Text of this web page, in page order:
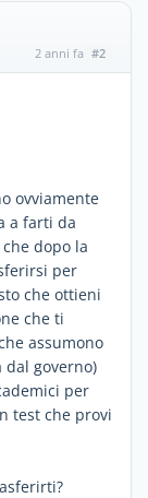
2 anni fa #2
ovviamente
a farti da
dopo la
per
che ottieni
che ti
assumono
governo)
per
test che provi